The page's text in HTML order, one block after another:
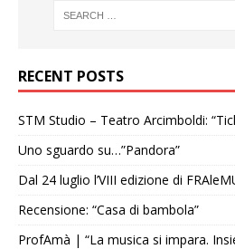
RECENT POSTS
STM Studio – Teatro Arcimboldi:
Uno sguardo su…”Pandora”
Dal 24 luglio l’VIII edizione di
Recensione: “Casa di bambola”
ProfAmà | “La musica si impara.